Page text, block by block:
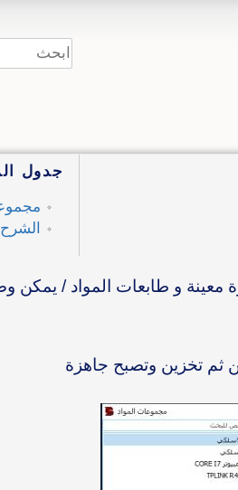
جدول
معينة و طابعات المواد / يمكن
ثم تخزين وتصبح جاهزة